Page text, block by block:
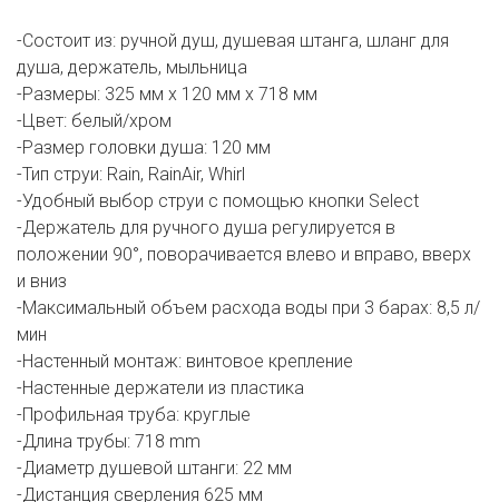
-Состоит из: ручной душ, душевая штанга, шланг для
душа, держатель, мыльница
-Размеры: 325 мм х 120 мм х 718 мм
-Цвет: белый/хром
-Размер головки душа: 120 мм
-Тип струи: Rain, RainAir, Whirl
-Удобный выбор струи с помощью кнопки Select
-Держатель для ручного душа регулируется в
положении 90°, поворачивается влево и вправо, вверх
и вниз
-Максимальный объем расхода воды при 3 барах: 8,5 л/
мин
-Настенный монтаж: винтовое крепление
-Настенные держатели из пластика
-Профильная труба: круглые
-Длина трубы: 718 mm
-Диаметр душевой штанги: 22 мм
-Дистанция сверления 625 мм